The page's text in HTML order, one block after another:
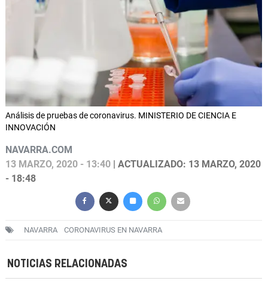
Análisis de pruebas de coronavirus. MINISTERIO DE CIENCIA E
INNOVACIÓN
NAVARRA.COM
13 MARZO, 2020 - 13:40 | ACTUALIZADO: 13 MARZO, 2020
- 18:48
NAVARRA CORONAVIRUS EN NAVARRA
NOTICIAS RELACIONADAS